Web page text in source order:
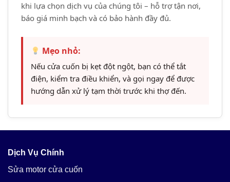
khi lựa chọn dịch vụ của chúng tôi – hỗ trợ tận nơi,
báo giá minh bạch và có bảo hành đầy đủ.
Mẹo nhỏ:
Nếu cửa cuốn bị kẹt đột ngột, bạn có thể tắt
điện, kiểm tra điều khiển, và gọi ngay để được
hướng dẫn xử lý tạm thời trước khi thợ đến.
Dịch Vụ Chính
Sửa motor cửa cuốn